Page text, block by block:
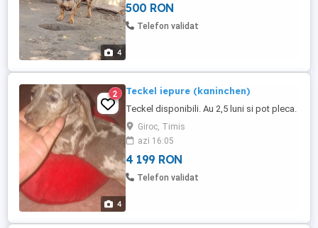
4
500 RON
Telefon validat
4
2 Teckel iepure (kaninchen)
Teckel disponibili. Au 2,5 luni si pot pleca.
Giroc, Timis
azi 16:05
4 199 RON
Telefon validat